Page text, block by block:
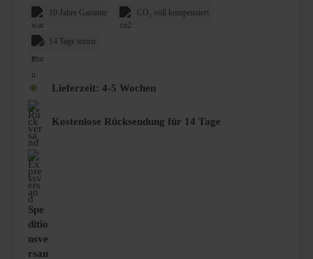
10 Jahre Garantie CO₂ voll kompensiert
14 Tage testen
Lieferzeit: 4-5 Wochen
Kostenlose Rücksendung für 14 Tage
Spe
ditio
nsve
rsan